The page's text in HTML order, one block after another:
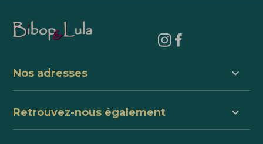
Nos adresses keyboard_arrow_down
Retrouvez-nous également keyboard_arrow_down